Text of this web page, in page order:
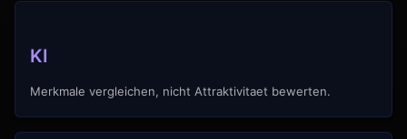
KI
Merkmale vergleichen, nicht Attraktivitaet bewerten.